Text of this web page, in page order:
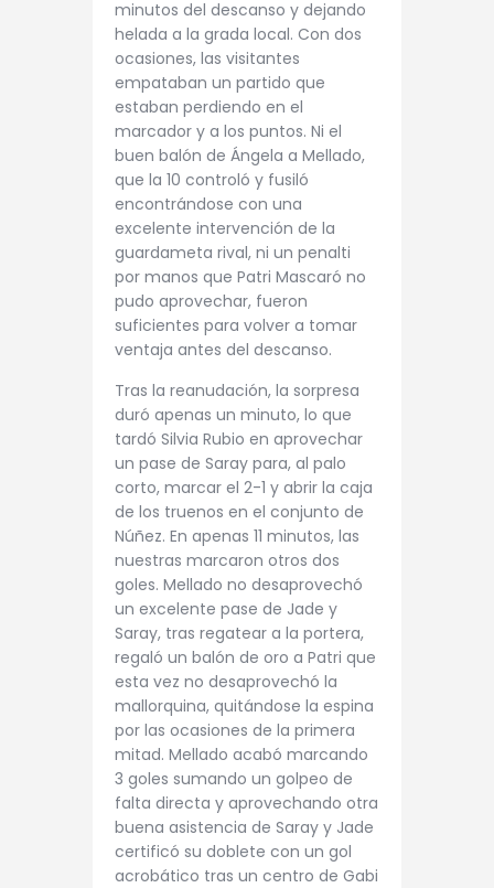
minutos del descanso y dejando
helada a la grada local. Con dos
ocasiones, las visitantes
empataban un partido que
estaban perdiendo en el
marcador y a los puntos. Ni el
buen balón de Ángela a Mellado,
que la 10 controló y fusiló
encontrándose con una
excelente intervención de la
guardameta rival, ni un penalti
por manos que Patri Mascaró no
pudo aprovechar, fueron
suficientes para volver a tomar
ventaja antes del descanso.
Tras la reanudación, la sorpresa
duró apenas un minuto, lo que
tardó Silvia Rubio en aprovechar
un pase de Saray para, al palo
corto, marcar el 2-1 y abrir la caja
de los truenos en el conjunto de
Núñez. En apenas 11 minutos, las
nuestras marcaron otros dos
goles. Mellado no desaprovechó
un excelente pase de Jade y
Saray, tras regatear a la portera,
regaló un balón de oro a Patri que
esta vez no desaprovechó la
mallorquina, quitándose la espina
por las ocasiones de la primera
mitad. Mellado acabó marcando
3 goles sumando un golpeo de
falta directa y aprovechando otra
buena asistencia de Saray y Jade
certificó su doblete con un gol
acrobático tras un centro de Gabi